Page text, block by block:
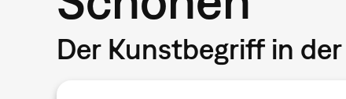
Der Kunstbegriff in